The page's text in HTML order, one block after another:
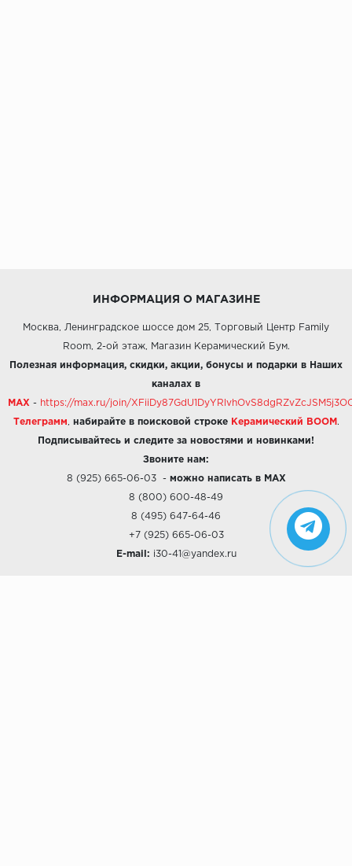
ИНФОРМАЦИЯ О МАГАЗИНЕ
Москва, Ленинградское шоссе дом 25, Торговый Центр Family
Room, 2-ой этаж, Магазин Керамический Бум.
Полезная информация, скидки, акции, бонусы и подарки в Наших
каналах в
MAX - https://max.ru/join/
Телеграмм набирайте в поисковой строке Керамический BOOM .
Подписывайтесь и следите за новостями и новинками!
Звоните нам:
8 (925) 665-06-03- можно написать в MAX
8 (800) 600-48-49
8 (495) 647-64-46
+7 (925) 665-06-03
E-mail: i30-41@yandex.ru